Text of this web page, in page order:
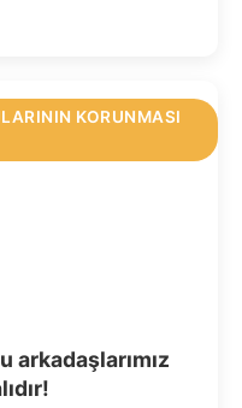
KORUNMASI
arkadaşlarımız